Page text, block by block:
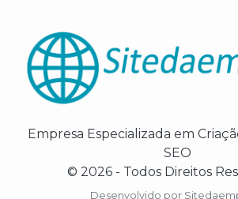
Empresa Especializada em
SEO
© 2026 - Todos Direitos
Desenvolvido por